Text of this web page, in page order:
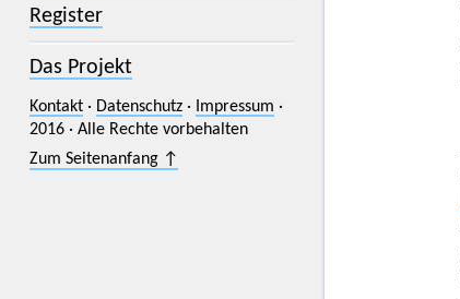
Register
Das Projekt
Kontakt· Datenschutz· Impressum ·
2016 · Alle Rechte vorbehalten
Zum Seitenanfang ↑